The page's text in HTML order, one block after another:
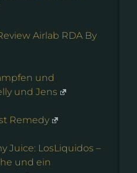
Airlab RDA By
und
und Jens
Remedy
Juice: LosLiquidos –
und ein